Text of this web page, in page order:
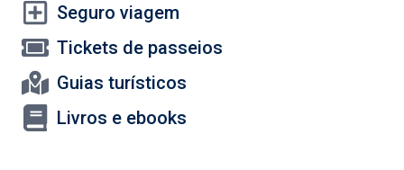
Seguro viagem
Tickets de passeios
Guias turísticos
Livros e ebooks